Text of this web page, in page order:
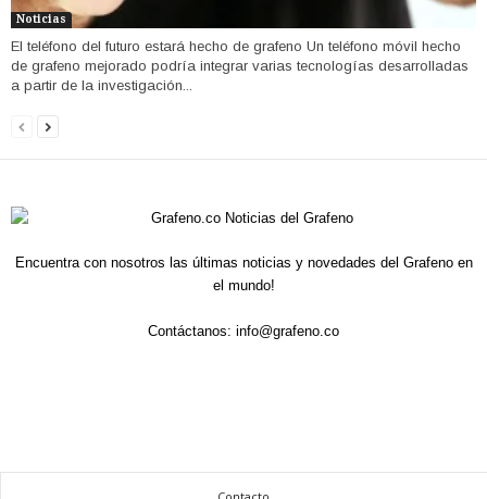
Noticias
El teléfono del futuro estará hecho de grafeno Un teléfono móvil hecho
de grafeno mejorado podría integrar varias tecnologías desarrolladas
a partir de la investigación...
Encuentra con nosotros las últimas noticias y novedades del Grafeno en
el mundo!
Contáctanos: info@grafeno.co